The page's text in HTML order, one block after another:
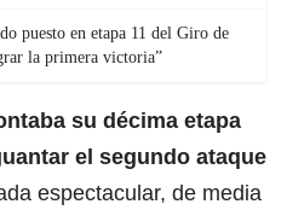
puesto en etapa 11 del Giro de
la primera victoria”
su décima etapa
el segundo ataque
espectacular, de media